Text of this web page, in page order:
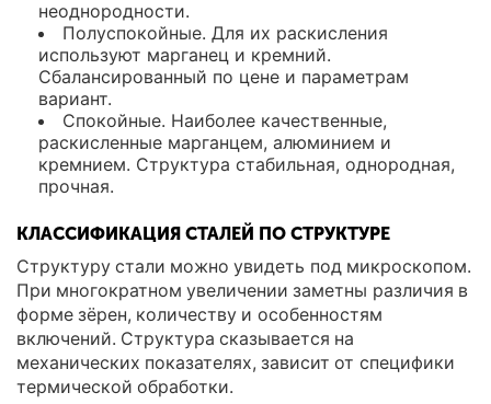
неоднородности.
Полуспокойные. Для их раскисления
используют марганец и кремний.
Сбалансированный по цене и параметрам
вариант.
Спокойные. Наиболее качественные,
раскисленные марганцем, алюминием и
кремнием. Структура стабильная, однородная,
прочная.
КЛАССИФИКАЦИЯ СТАЛЕЙ ПО СТРУКТУРЕ
Структуру стали можно увидеть под микроскопом.
При многократном увеличении заметны различия в
форме зёрен, количеству и особенностям
включений. Структура сказывается на
механических показателях, зависит от специфики
термической обработки.